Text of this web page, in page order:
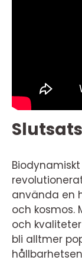
Slutsats
använda en
och kosmos.
och
bli alltmer